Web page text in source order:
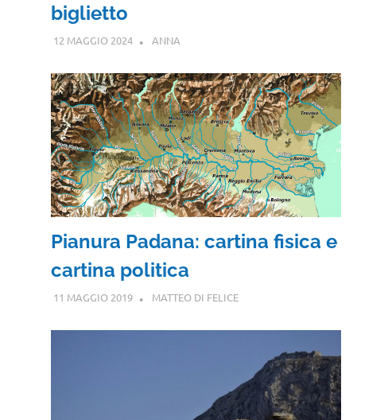
biglietto
12 MAGGIO 2024 ANNA
Pianura Padana: cartina fisica e
cartina politica
11 MAGGIO 2019 MATTEO DI FELICE